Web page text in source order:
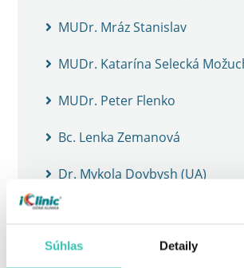
Súhlas Detaily
MUDr. Mráz Stanislav
MUDr. Katarína Selecká
MUDr. Peter Flenko
Bc. Lenka Zemanová
Dr. Mykola Dovbysh (UA)
Dr. Olena Goncharova (UA)
Dr. Sergej Gavryluk (UA)